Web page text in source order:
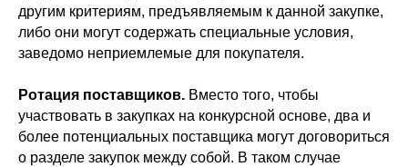
другим критериям, предъявляемым к данной закупке,
либо они могут содержать специальные условия,
заведомо неприемлемые для покупателя.
Ротация поставщиков. Вместо того, чтобы
участвовать в закупках на конкурсной основе, два и
более потенциальных поставщика могут договориться
о разделе закупок между собой. В таком случае